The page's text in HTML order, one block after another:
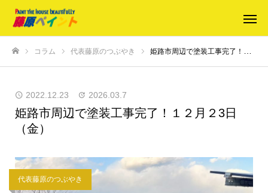
コラム 代表藤原のつぶやき 姫路市周辺で塗装工事完了！１２月２3日（金）
2022.12.23 2026.03.7
姫路市周辺で塗装工事完了！１２月２3日
（金）
代表藤原のつぶやき